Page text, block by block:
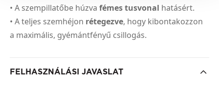
• A szempillatőbe húzva fémes tusvonal hatásért.
• A teljes szemhéjon rétegezve, hogy kibontakozzon
a maximális, gyémántfényű csillogás.
FELHASZNÁLÁSI JAVASLAT